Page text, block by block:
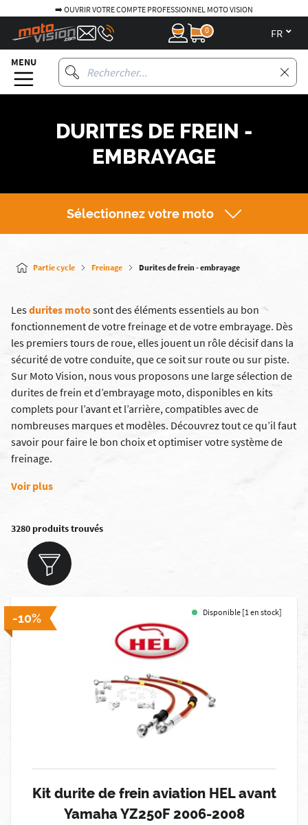
MOTO VISION
🚚 LIVRAISON GRATUITE EN
0
MENU
DURITES DE FREIN -
EMBRAYAGE
Sélectionnez votre moto
Partie cycle Freinage Durites de frein - embrayage
Lesdurites motosont des éléments essentiels au bon
fonctionnement de votre freinage et de votre embrayage. Dès
les premiers tours de roue, elles jouent un rôle décisif dans la
sécurité de votre conduite, que ce soit sur route ou sur piste.
Sur Moto Vision, nous vous proposons une large sélection de
durites de frein et d’embrayage moto, disponibles en kits
complets pour l’avant et l’arrière, compatibles avec de
nombreuses marques et modèles. Découvrez tout ce qu’il faut
savoir pour faire le bon choix et optimiser votre système de
freinage.
Voir plus
3280 produits trouvés
-10% Disponible [1 en stock]
Kit durite de frein aviation HEL avant
Yamaha YZ250F 2006-2008